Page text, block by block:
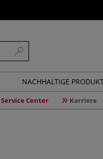
NACHHALTIGE
Service Center Karriere